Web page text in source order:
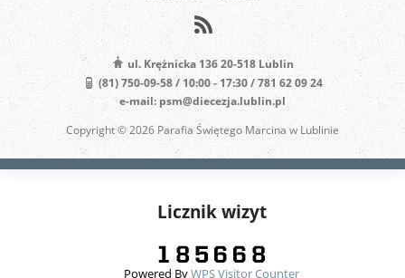
ul. Krężnicka 136 20-518 Lublin
(81) 750-09-58 / 10:00 - 17:30 / 781 62 09 24
e-mail: psm@diecezja.lublin.pl
Copyright © 2026 Parafia Świętego Marcina w Lublinie
Licznik wizyt
Powered ByWPS Visitor Counter